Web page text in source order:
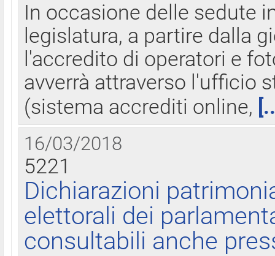
In occasione delle sedute
legislatura, a partire dalla
l'accredito di operatori e
avverrà attraverso l'ufficio
(sistema accrediti online,
16/03/2018
5221
Dichiarazioni
elettorali dei
consultabili anche